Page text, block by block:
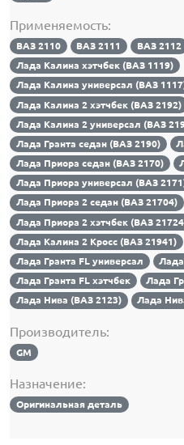
Применяемость:
ВАЗ 2110 ВАЗ 2111 ВАЗ 2112
Лада Калина хэтчбек (ВАЗ 1119)
Лада Калина универсал (ВАЗ
Лада Калина 2 хэтчбек (ВАЗ 2192)
Лада Калина 2 универсал (ВАЗ
Лада Гранта седан (ВАЗ 2190)
Лада Приора седан (ВАЗ 2170)
Лада Приора универсал (ВАЗ
Лада Приора 2 седан (ВАЗ 21704)
Лада Приора 2 хэтчбек (ВАЗ
Лада Калина 2 Кросс (ВАЗ 21941)
Лада Гранта FL универсал
Лада
Лада Гранта FL хэтчбек
Лада
Лада Нива (ВАЗ 2123)
Лада
Производитель:
GM
Назначение:
Оригинальная деталь